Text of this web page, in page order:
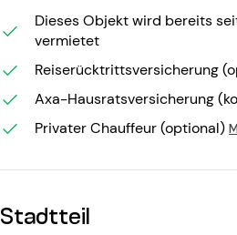
Dieses Objekt wird bereits
vermietet
Reiserücktrittsversicherung
Axa-Hausratsversicherung
Privater Chauffeur (optional)
Stadtteil